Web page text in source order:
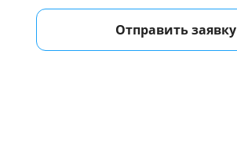
Отправить заявку